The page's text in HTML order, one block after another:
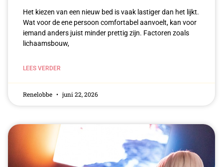
Het kiezen van een nieuw bed is vaak lastiger dan het lijkt.
Wat voor de ene persoon comfortabel aanvoelt, kan voor
iemand anders juist minder prettig zijn. Factoren zoals
lichaamsbouw,
LEES VERDER
Renelobbe juni 22, 2026